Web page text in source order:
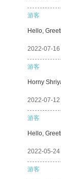
游客
Hello,
2022-07-16
游客
Horny
2022-07-12
游客
Hello,
2022-05-24
游客